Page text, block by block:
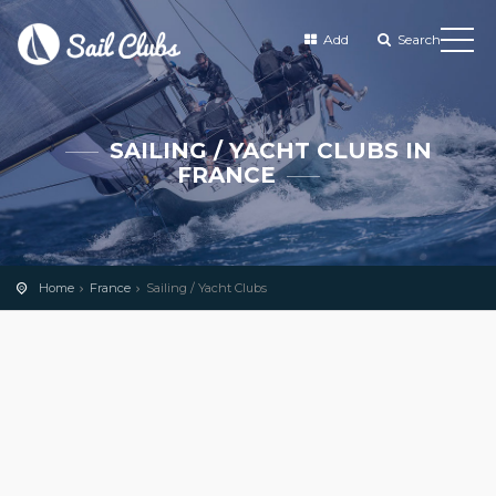
Add Search
SAILING / YACHT CLUBS IN
FRANCE
Home France Sailing / Yacht Clubs